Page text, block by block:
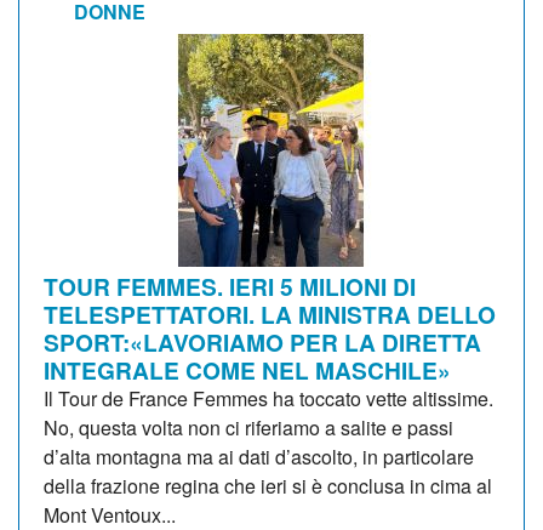
DONNE
TOUR FEMMES. IERI 5 MILIONI DI
TELESPETTATORI. LA MINISTRA DELLO
SPORT:«LAVORIAMO PER LA DIRETTA
INTEGRALE COME NEL MASCHILE»
Il Tour de France Femmes ha toccato vette altissime.
No, questa volta non ci riferiamo a salite e passi
d’alta montagna ma ai dati d’ascolto, in particolare
della frazione regina che ieri si è conclusa in cima al
Mont Ventoux...